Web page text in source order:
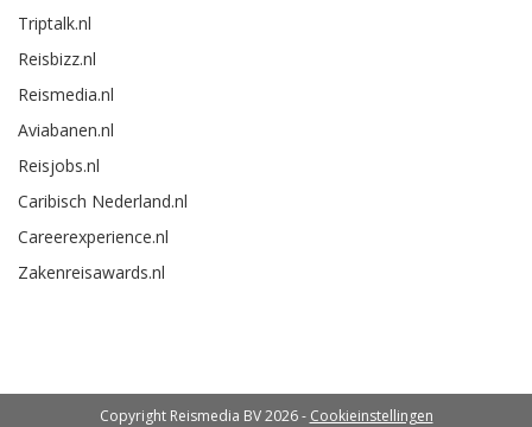
Triptalk.nl
Reisbizz.nl
Reismedia.nl
Aviabanen.nl
Reisjobs.nl
Caribisch Nederland.nl
Careerexperience.nl
Zakenreisawards.nl
Copyright Reismedia BV 2026 - Cookieinstellingen